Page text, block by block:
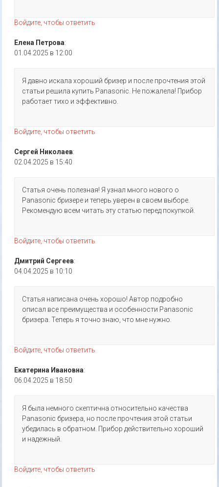
Войдите, чтобы ответить
Елена Петрова:
01.04.2025 в 12:00
Я давно искала хороший бризер и после прочтения этой
статьи решила купить Panasonic. Не пожалела! Прибор
работает тихо и эффективно.
Войдите, чтобы ответить
Сергей Николаев:
02.04.2025 в 15:40
Статья очень полезная! Я узнал много нового о
Panasonic бризере и теперь уверен в своем выборе.
Рекомендую всем читать эту статью перед покупкой.
Войдите, чтобы ответить
Дмитрий Сергеев:
04.04.2025 в 10:10
Статья написана очень хорошо! Автор подробно
описал все преимущества и особенности Panasonic
бризера. Теперь я точно знаю, что мне нужно.
Войдите, чтобы ответить
Екатерина Ивановна:
06.04.2025 в 18:50
Я была немного скептична относительно качества
Panasonic бризера, но после прочтения этой статьи
убедилась в обратном. Прибор действительно хороший
и надежный.
Войдите, чтобы ответить